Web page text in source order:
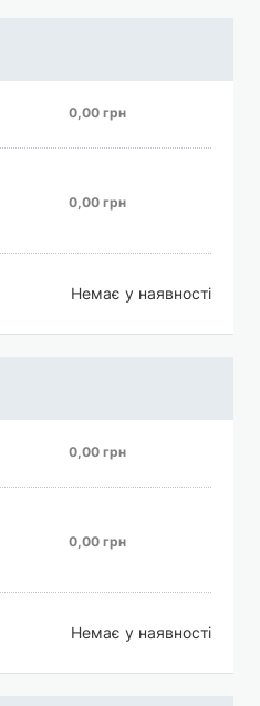
0,00 грн
0,00 грн
Немає у наявності
0,00 грн
0,00 грн
Немає у наявності